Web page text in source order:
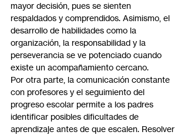
mayor decisión, pues se sienten
respaldados y comprendidos. Asimismo, el
desarrollo de habilidades como la
organización, la responsabilidad y la
perseverancia se ve potenciado cuando
existe un acompañamiento cercano.
Por otra parte, la comunicación constante
con profesores y el seguimiento del
progreso escolar permite a los padres
identificar posibles dificultades de
aprendizaje antes de que escalen. Resolver